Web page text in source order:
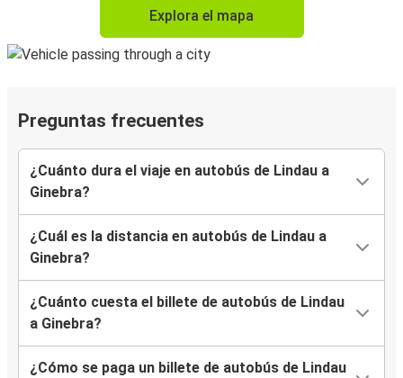
Explora el mapa
Preguntas frecuentes
¿Cuánto dura el viaje en autobús de Lindau a
Ginebra?
¿Cuál es la distancia en autobús de Lindau a
Ginebra?
¿Cuánto cuesta el billete de autobús de Lindau
a Ginebra?
¿Cómo se paga un billete de autobús de Lindau